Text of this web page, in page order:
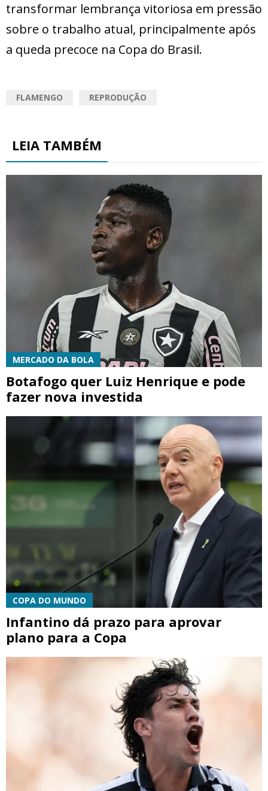
transformar lembrança vitoriosa em pressão
sobre o trabalho atual, principalmente após
a queda precoce na Copa do Brasil.
FLAMENGO REPRODUÇÃO
LEIA TAMBÉM
MERCADO DA BOLA
Botafogo quer Luiz Henrique e pode
fazer nova investida
COPA DO MUNDO
Infantino dá prazo para aprovar
plano para a Copa